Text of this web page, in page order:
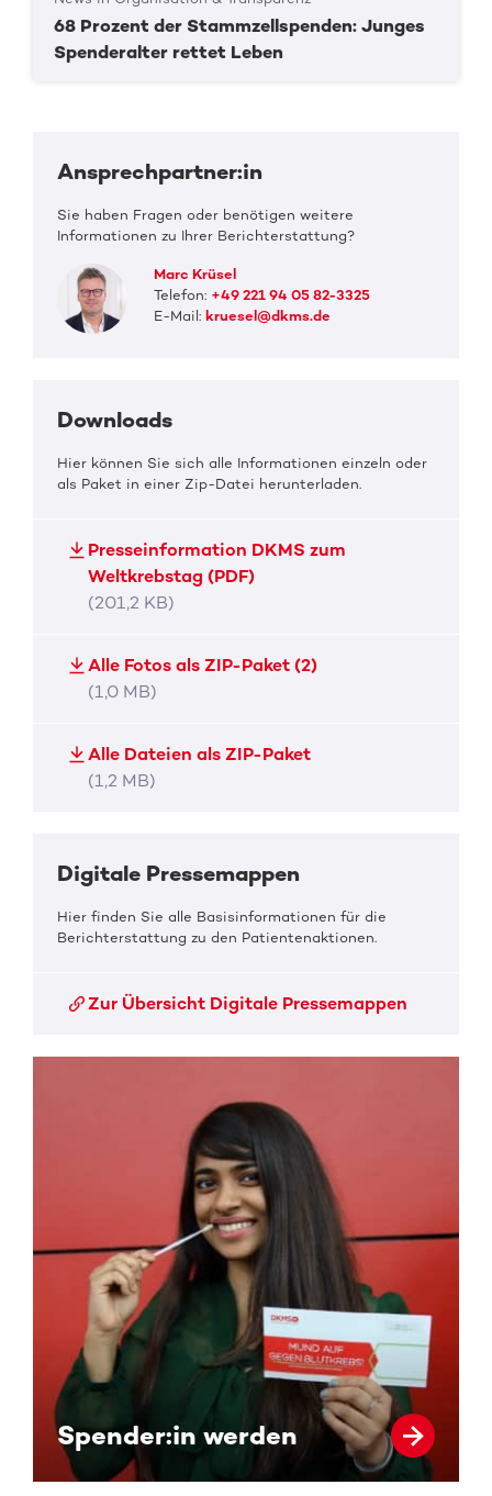
68 Prozent der Stammzellspenden: Junges
Spenderalter rettet Leben
Ansprechpartner:in
Sie haben Fragen oder benötigen weitere
Informationen zu Ihrer Berichterstattung?
Marc Krüsel
Telefon: +49 221 94 05 82-3325
E-Mail:kruesel@dkms.de
Downloads
Hier können Sie sich alle Informationen einzeln oder
als Paket in einer Zip-Datei herunterladen.
Presseinformation DKMS zum
Weltkrebstag (PDF)
(201,2 KB)
Alle Fotos als ZIP-Paket (2)
(1,0 MB)
Alle Dateien als ZIP-Paket
(1,2 MB)
Digitale Pressemappen
Hier finden Sie alle Basisinformationen für die
Berichterstattung zu den Patientenaktionen.
Zur Übersicht Digitale Pressemappen
Spender:in werden